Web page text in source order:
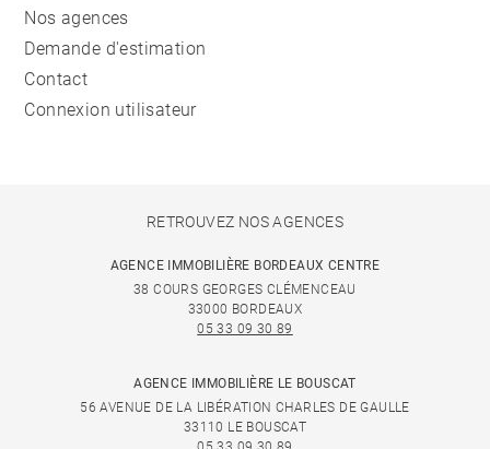
Nos agences
Demande d'estimation
Contact
Connexion utilisateur
RETROUVEZ NOS AGENCES
AGENCE IMMOBILIÈRE BORDEAUX CENTRE
38 COURS GEORGES CLÉMENCEAU
33000 BORDEAUX
05 33 09 30 89
AGENCE IMMOBILIÈRE LE BOUSCAT
56 AVENUE DE LA LIBÉRATION CHARLES DE GAULLE
33110 LE BOUSCAT